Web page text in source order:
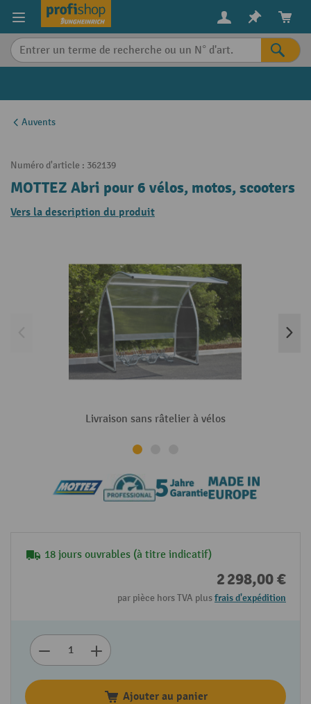
content
Auvents
Numéro d'article : 362139
MOTTEZ Abri pour 6 vélos, motos, scooters
Vers la description du produit
Livraison sans râtelier à vélos
18 jours ouvrables (à titre indicatif)
2 298,00 €
par pièce hors TVA plusfrais d'expédition
Ajouter au panier